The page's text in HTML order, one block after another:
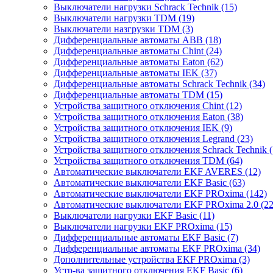
Выключатели нагрузки Schrack Technik (15)
Выключатели нагрузки TDM (19)
Выключатели назгрузки TDM (3)
Дифференциальные автоматы ABB (18)
Дифференциальные автоматы Chint (24)
Дифференциальные автоматы Eaton (62)
Дифференциальные автоматы IEK (37)
Дифференциальные автоматы Schrack Technik (34)
Дифференциальные автоматы TDM (15)
Устройства защитного отключения Chint (12)
Устройства защитного отключения Eaton (38)
Устройства защитного отключения IEK (9)
Устройства защитного отключения Legrand (23)
Устройства защитного отключения Schrack Technik
Устройства защитного отключения TDM (64)
Автоматические выключатели EKF AVERES (12)
Автоматические выключатели EKF Basic (63)
Автоматические выключатели EKF PROxima (142)
Автоматические выключатели EKF PROxima 2.0
Выключатели нагрузки EKF Basic (11)
Выключатели нагрузки EKF PROxima (15)
Дифференциальные автоматы EKF Basic (7)
Дифференциальные автоматы EKF PROxima (34)
Дополнительные устройства EKF PROxima (3)
Устр-ва защитного отключения EKF Basic (6)